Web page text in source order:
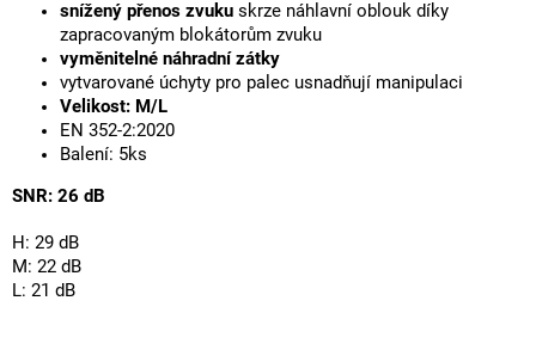
snížený přenos zvuku skrze náhlavní oblouk díky
zapracovaným blokátorům zvuku
vyměnitelné náhradní zátky
vytvarované úchyty pro palec usnadňují manipulaci
Velikost: M/L
EN 352-2:2020
Balení: 5ks
SNR: 26 dB
H: 29 dB
M: 22 dB
L: 21 dB